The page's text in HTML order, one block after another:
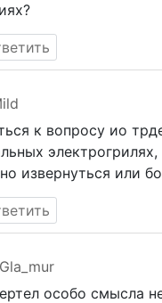
к вопросу ио
извернуться или
Gla_mur
особо смысла